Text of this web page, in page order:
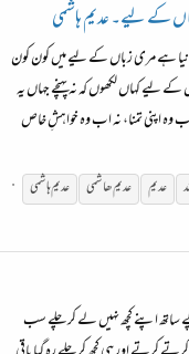
لیے۔ عدیم ہاشمی
ہے مری زباں کے لیے میں کون کون
لیے کہاں لکھوں کہ نہ پہنچے جہاں یہ
وہ اپنی تمنا، نہ اب وہ خواہشِ خاص
عدیم عدیمھاشمی عدیمہاشمی
ساتھ اپنے کچھ نہیں لے کر چلے سب